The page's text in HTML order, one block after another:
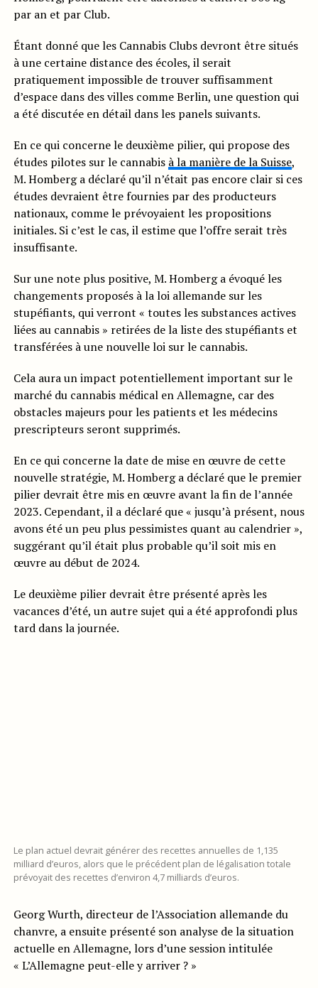
par an et par Club.
Étant donné que les Cannabis Clubs devront être situés
à une certaine distance des écoles, il serait
pratiquement impossible de trouver suffisamment
d’espace dans des villes comme Berlin, une question qui
a été discutée en détail dans les panels suivants.
En ce qui concerne le deuxième pilier, qui propose des
études pilotes sur le cannabis à la manière de la Suisse,
M. Homberg a déclaré qu’il n’était pas encore clair si ces
études devraient être fournies par des producteurs
nationaux, comme le prévoyaient les propositions
initiales. Si c’est le cas, il estime que l’offre serait très
insuffisante.
Sur une note plus positive, M. Homberg a évoqué les
changements proposés à la loi allemande sur les
stupéfiants, qui verront « toutes les substances actives
liées au cannabis » retirées de la liste des stupéfiants et
transférées à une nouvelle loi sur le cannabis.
Cela aura un impact potentiellement important sur le
marché du cannabis médical en Allemagne, car des
obstacles majeurs pour les patients et les médecins
prescripteurs seront supprimés.
En ce qui concerne la date de mise en œuvre de cette
nouvelle stratégie, M. Homberg a déclaré que le premier
pilier devrait être mis en œuvre avant la fin de l’année
2023. Cependant, il a déclaré que « jusqu’à présent, nous
avons été un peu plus pessimistes quant au calendrier »,
suggérant qu’il était plus probable qu’il soit mis en
œuvre au début de 2024.
Le deuxième pilier devrait être présenté après les
vacances d’été, un autre sujet qui a été approfondi plus
tard dans la journée.
Le plan actuel devrait générer des recettes annuelles de 1,135
milliard d’euros, alors que le précédent plan de légalisation totale
prévoyait des recettes d’environ 4,7 milliards d’euros.
Georg Wurth, directeur de l’Association allemande du
chanvre, a ensuite présenté son analyse de la situation
actuelle en Allemagne, lors d’une session intitulée
« L’Allemagne peut-elle y arriver ? »